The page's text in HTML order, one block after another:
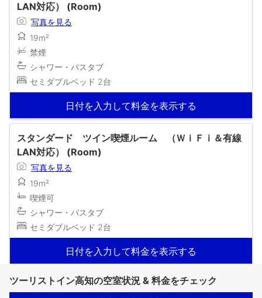
LAN対応） (Room)
写真を見る
19m²
禁煙
シャワー・バスタブ
セミダブルベッド 2台
日付を入力して料金を表示する
スタンダード ツイン喫煙ルーム （ＷｉＦｉ＆有線
LAN対応） (Room)
写真を見る
19m²
喫煙可
シャワー・バスタブ
セミダブルベッド 2台
日付を入力して料金を表示する
ツーリストイン高知の空室状況 & 料金をチェック